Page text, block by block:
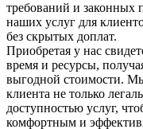
требований и законных
наших услуг для
без скрытых доплат.​
Приобретая у нас
время и ресурсы,
выгодной стоимости.​
клиента не только
доступностью услуг,
комфортным и